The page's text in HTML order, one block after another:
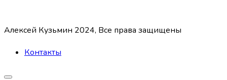
Алексей Кузьмин 2024, Все права защищены
Контакты